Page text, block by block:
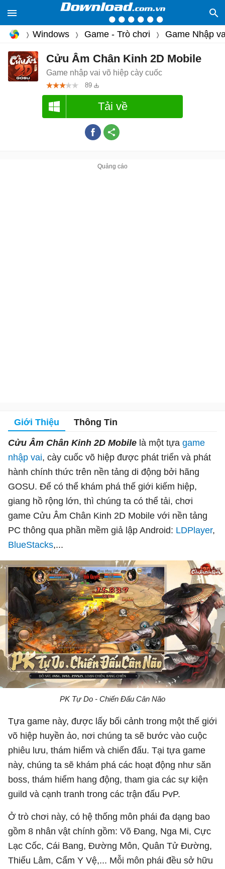
Windows Game - Trò chơi Game Nhập
Cửu Âm Chân Kinh 2D Mobile
Game nhập vai võ hiệp cày cuốc
89
Tải về
Giới Thiệu Thông Tin
Cửu Âm Chân Kinh 2D Mobile là một tựa game
nhập vai, cày cuốc võ hiệp được phát triển và phát
hành chính thức trên nền tảng di động bởi hãng
GOSU. Để có thể khám phá thế giới kiếm hiệp,
giang hồ rộng lớn, thì chúng ta có thể tải, chơi
game Cửu Âm Chân Kinh 2D Mobile với nền tảng
PC thông qua phần mềm giả lập Android: LDPlayer,
BlueStacks,...
PK Tự Do - Chiến Đấu Cân Não
Tựa game này, được lấy bối cảnh trong một thế giới
võ hiệp huyền ảo, nơi chúng ta sẽ bước vào cuộc
phiêu lưu, thám hiểm và chiến đấu. Tại tựa game
này, chúng ta sẽ khám phá các hoạt động như săn
boss, thám hiểm hang động, tham gia các sự kiện
guild và cạnh tranh trong các trận đấu PvP.
Ở trò chơi này, có hệ thống môn phái đa dạng bao
gồm 8 nhân vật chính gồm: Võ Đang, Nga Mi, Cực
Lạc Cốc, Cái Bang, Đường Môn, Quân Tử Đường,
Thiếu Lâm, Cẩm Y Vệ,... Mỗi môn phái đều sở hữu